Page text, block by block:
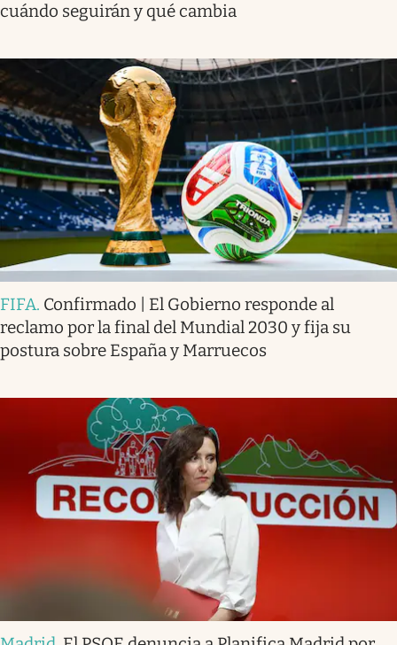
cuándo seguirán y qué cambia
FIFA. Confirmado | El Gobierno responde al
reclamo por la final del Mundial 2030 y fija su
postura sobre España y Marruecos